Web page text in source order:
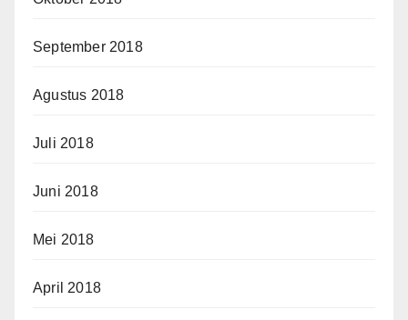
September 2018
Agustus 2018
Juli 2018
Juni 2018
Mei 2018
April 2018